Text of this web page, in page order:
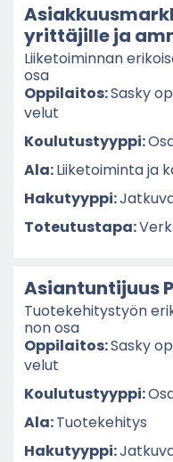
yrit­tä­jil­le ja
Lii­ke­toi­min­nan
osa
Op­pi­lai­tos:Sasky
ve­lut
Kou­lu­tus­tyyp­pi:
Ala:Lii­ke­toi­min­ta ja
Ha­ku­tyyp­pi:
To­teu­tus­ta­pa:
Asian­tun­ti­juus
Tuo­te­ke­hi­tys­työn
non osa
Op­pi­lai­tos:Sasky
ve­lut
Kou­lu­tus­tyyp­pi:
Ala:Tuo­te­ke­hi­tys
Ha­ku­tyyp­pi: